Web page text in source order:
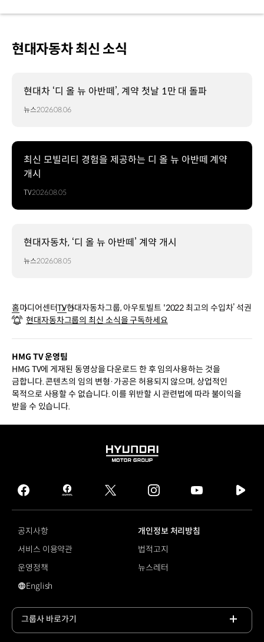
현대자동차 최신 소식
현대차 ‘디 올 뉴 아반떼’, 계약 첫날 1만 대 돌파
뉴스2026.08.06
최신 모빌리티 경험을 제공하는 디 올 뉴 아반떼 계약
개시
TV2026.08.05
현대자동차, ‘디 올 뉴 아반떼’ 계약 개시
뉴스2026.08.05
홈미디어센터TV현대자동차그룹, 아우토빌트 '2022 최고의 수입차’ 석권
현대자동차그룹의 최신 소식을 구독하세요
HMG TV 운영팀
HMG TV에 게재된 동영상을 다운로드 한 후 임의사용하는 것을
금합니다. 콘텐츠의 임의 변형·가공은 허용되지 않으며, 상업적인
목적으로 사용할 수 없습니다. 이를 위반할 시 관련법에 따라 불이익을
받을 수 있습니다.
HYUNDAI
GROUP
facebook
hmg
journal
twitter instagram
tv
공지사항
개인정보 처리방침
서비스 이용약관
법적고지
운영정책
뉴스레터
영문 사이트로 이동
English
그룹사 바로가기